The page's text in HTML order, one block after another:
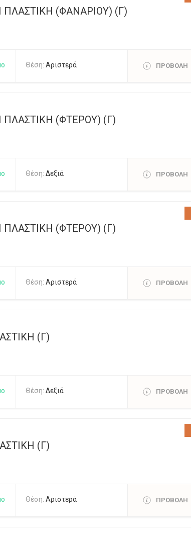
(ΦΑΝΑΡΙΟΥ) (Γ)
Θέση: Αριστερά ΠΡΟΒΟΛΗ
(ΦΤΕΡΟΥ) (Γ)
Θέση: Δεξιά ΠΡΟΒΟΛΗ
(ΦΤΕΡΟΥ) (Γ)
Θέση: Αριστερά ΠΡΟΒΟΛΗ
(Γ)
Θέση: Δεξιά ΠΡΟΒΟΛΗ
(Γ)
Θέση: Αριστερά ΠΡΟΒΟΛΗ